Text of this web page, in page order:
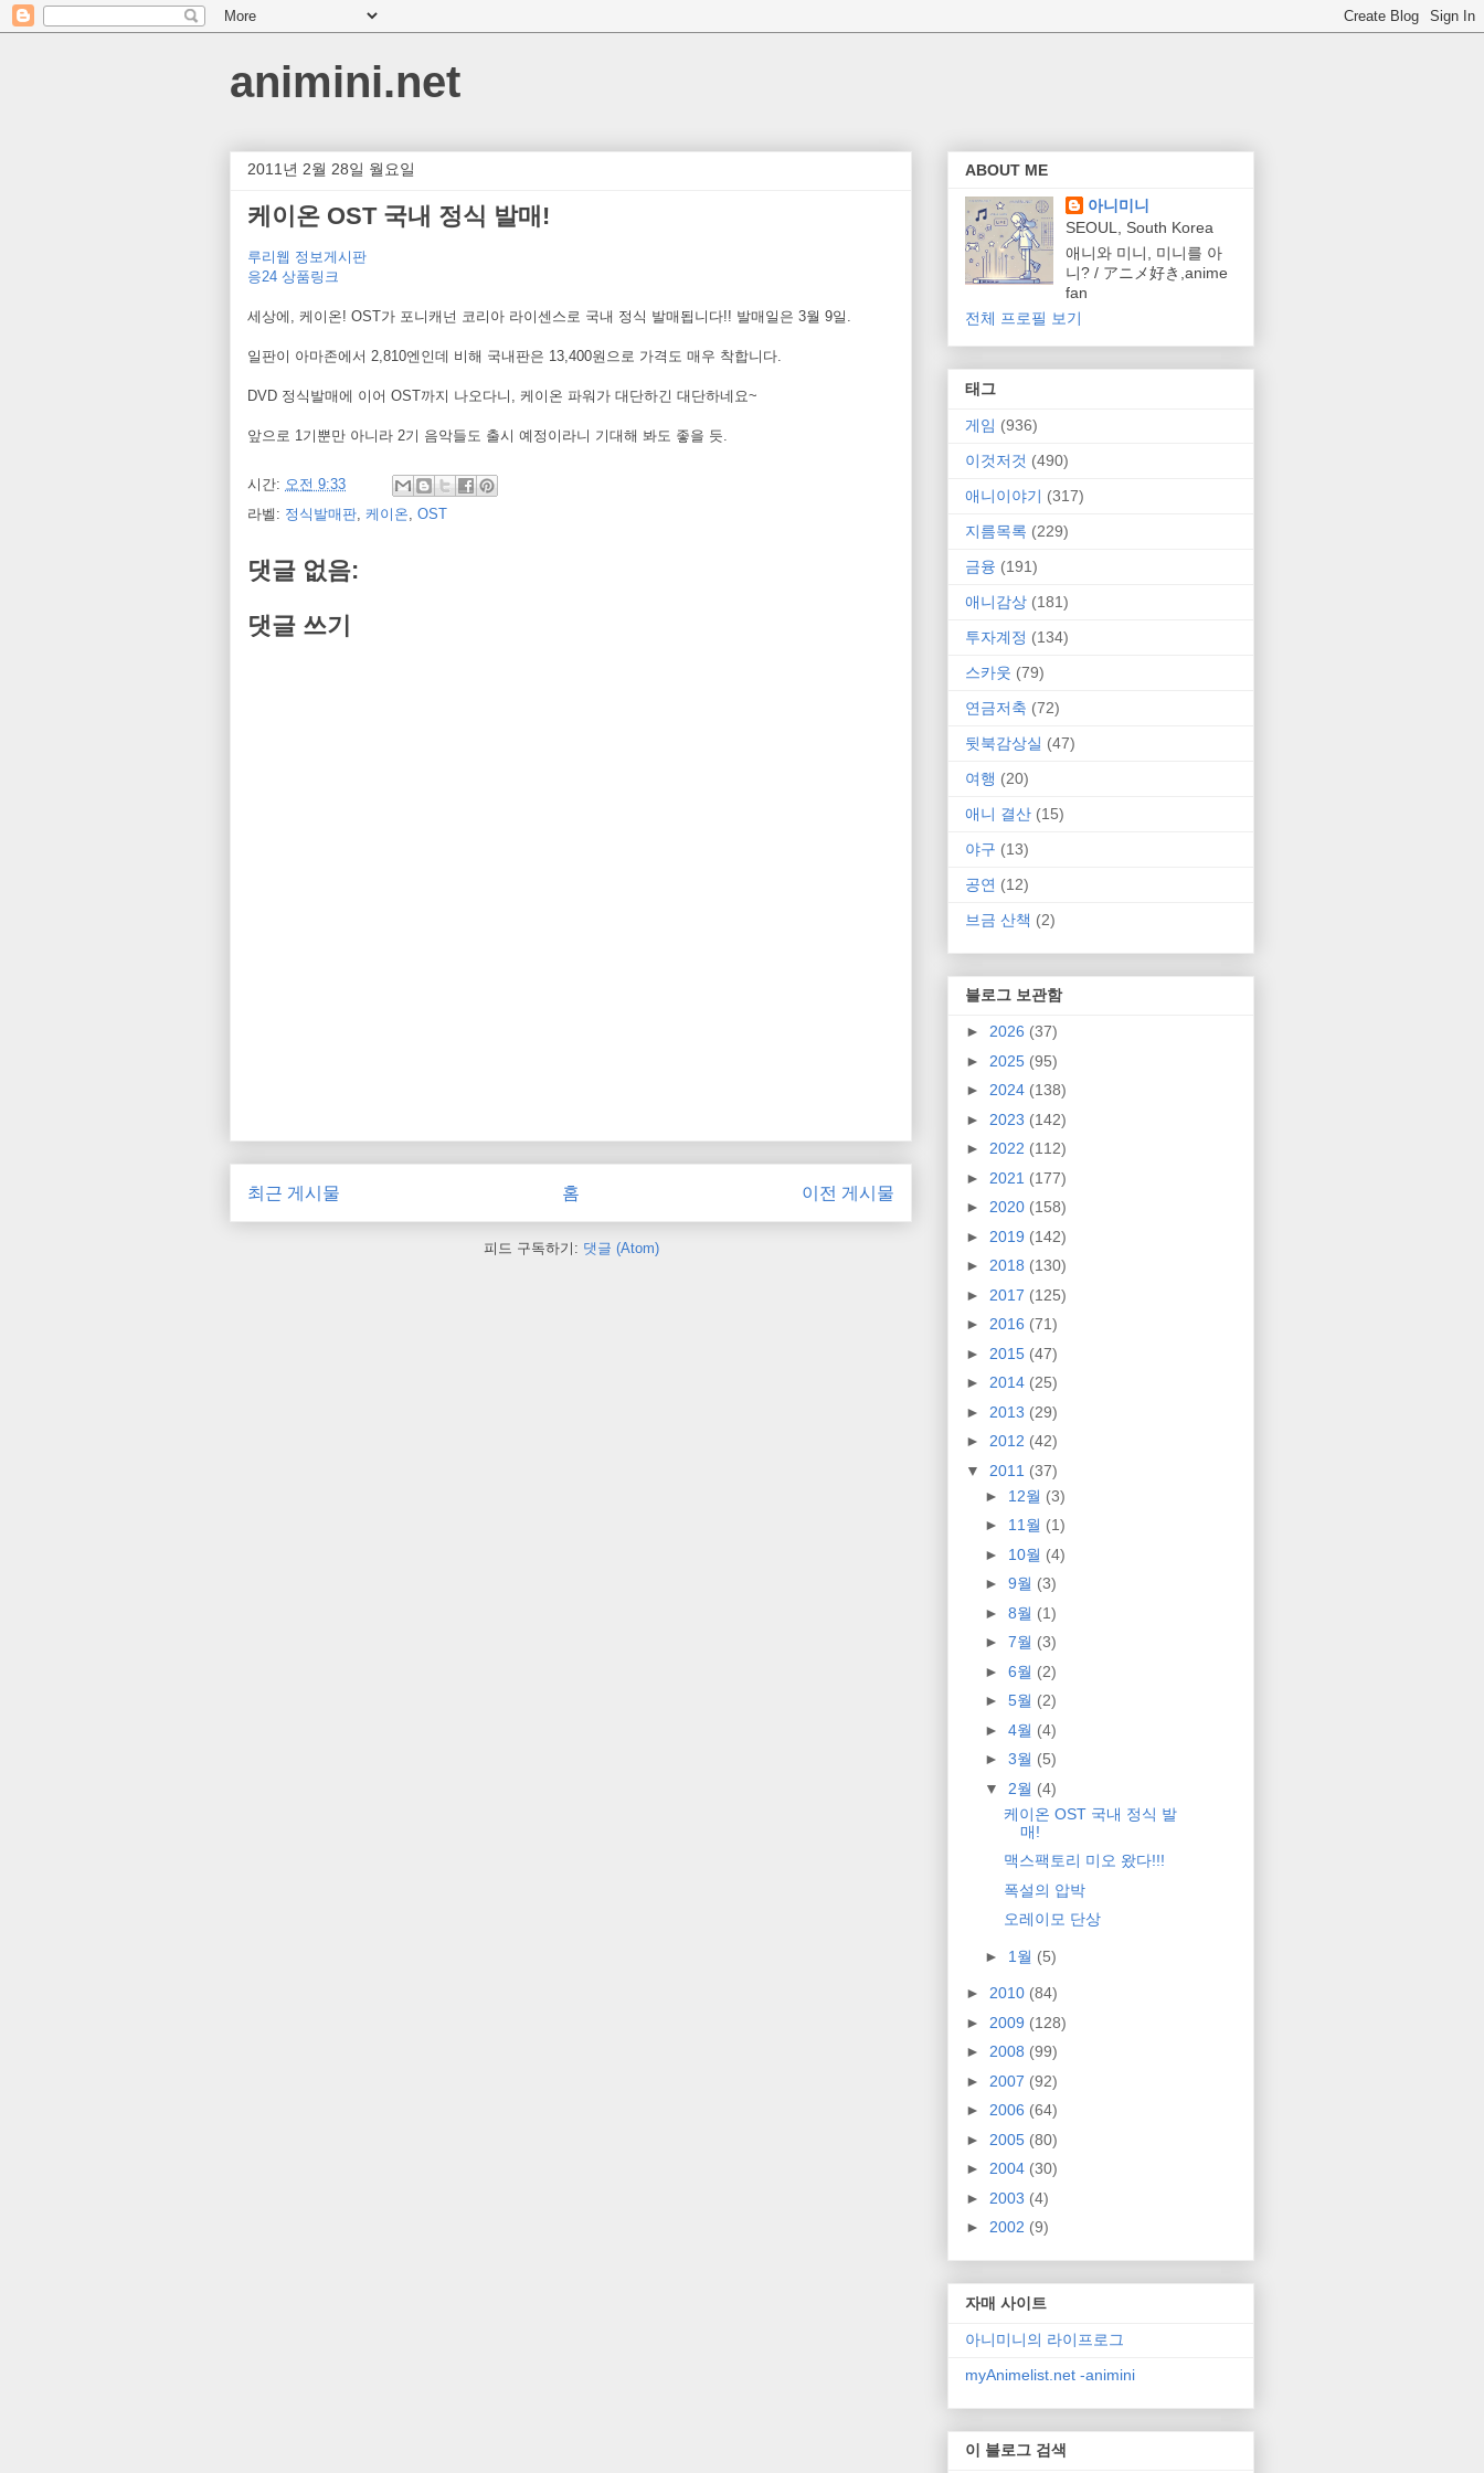
animini.net
2011년 2월 28일 월요일
케이온 OST 국내 정식 발매!
루리웹 정보게시판
응24 상품링크
세상에, 케이온! OST가 포니캐넌 코리아 라이센스로 국내 정식 발매됩니다!! 발매일은 3월 9일.
일판이 아마존에서 2,810엔인데 비해 국내판은 13,400원으로 가격도 매우 착합니다.
DVD 정식발매에 이어 OST까지 나오다니, 케이온 파워가 대단하긴 대단하네요~
앞으로 1기뿐만 아니라 2기 음악들도 출시 예정이라니 기대해 봐도 좋을 듯.
시간: 오전 9:33
라벨: 정식발매판, 케이온, OST
댓글 없음:
댓글 쓰기
최근 게시물 이전 게시물
홈
피드 구독하기: 댓글 (Atom)
ABOUT ME
아니미니
SEOUL, South Korea
애니와 미니, 미니를 아
니? / アニメ好き,anime
fan
전체 프로필 보기
태그
게임 (936)
이것저것 (490)
애니이야기 (317)
지름목록 (229)
금융 (191)
애니감상 (181)
투자계정 (134)
스카웃 (79)
연금저축 (72)
뒷북감상실 (47)
여행 (20)
애니 결산 (15)
야구 (13)
공연 (12)
브금 산책 (2)
블로그 보관함
► 2026 (37)
► 2025 (95)
► 2024 (138)
► 2023 (142)
► 2022 (112)
► 2021 (177)
► 2020 (158)
► 2019 (142)
► 2018 (130)
► 2017 (125)
► 2016 (71)
► 2015 (47)
► 2014 (25)
► 2013 (29)
► 2012 (42)
▼ 2011 (37)
► 12월 (3)
► 11월 (1)
► 10월 (4)
► 9월 (3)
► 8월 (1)
► 7월 (3)
► 6월 (2)
► 5월 (2)
► 4월 (4)
► 3월 (5)
▼ 2월 (4)
케이온 OST 국내 정식 발
매!
맥스팩토리 미오 왔다!!!
폭설의 압박
오레이모 단상
► 1월 (5)
► 2010 (84)
► 2009 (128)
► 2008 (99)
► 2007 (92)
► 2006 (64)
► 2005 (80)
► 2004 (30)
► 2003 (4)
► 2002 (9)
자매 사이트
아니미니의 라이프로그
myAnimelist.net -animini
이 블로그 검색